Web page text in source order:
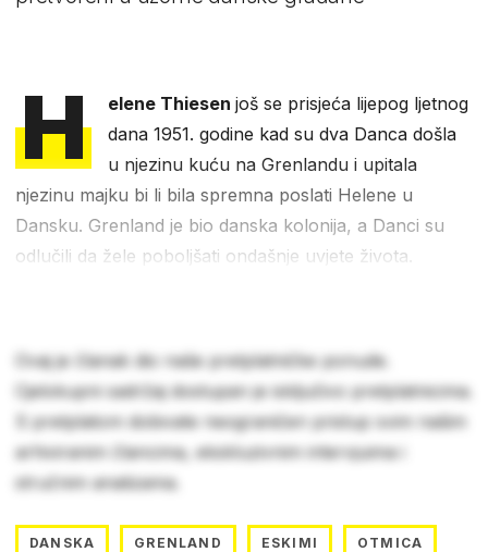
H elene Thiesenjoš se prisjeća lijepog ljetnog
dana 1951. godine kad su dva Danca došla
u njezinu kuću na Grenlandu i upitala
njezinu majku bi li bila spremna poslati Helene u
Dansku. Grenland je bio danska kolonija, a Danci su
odlučili da žele poboljšati ondašnje uvjete života.
Ovaj je članak dio naše pretplatničke ponude.
Cjelokupni sadržaj dostupan je isključivo pretplatnicima.
S pretplatom dobivate neograničen pristup svim našim
arhiviranim člancima, ekskluzivnim intervjuima i
stručnim analizama.
DANSKA GRENLAND ESKIMI OTMICA